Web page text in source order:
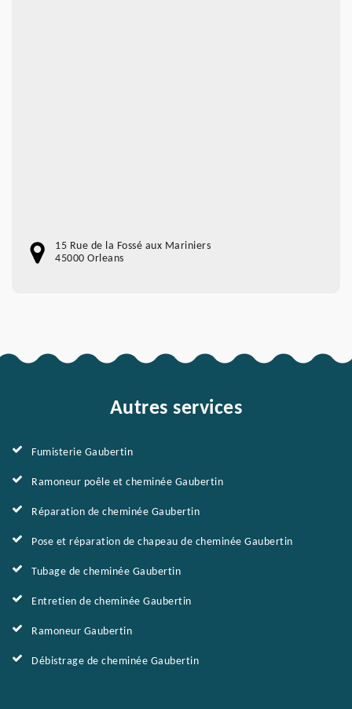
15 Rue de la Fossé aux Mariniers
45000 Orleans
Autres services
Fumisterie Gaubertin
Ramoneur poêle et cheminée Gaubertin
Réparation de cheminée Gaubertin
Pose et réparation de chapeau de cheminée Gaubertin
Tubage de cheminée Gaubertin
Entretien de cheminée Gaubertin
Ramoneur Gaubertin
Débistrage de cheminée Gaubertin